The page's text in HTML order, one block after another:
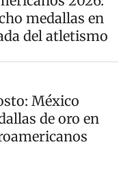
medallas en
del atletismo
México
de oro en